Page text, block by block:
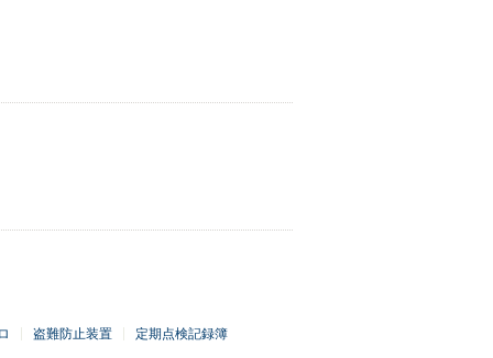
盗難防止装置 定期点検記録簿